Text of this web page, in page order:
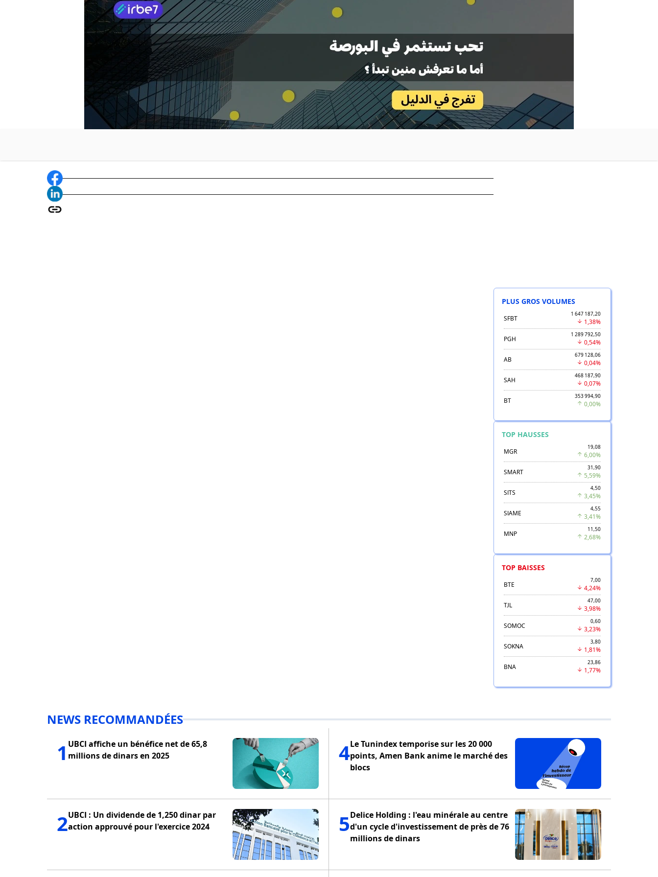
PLUS GROS VOLUMES
SFBT
1 647 187,20
1,38%
PGH
1 289 792,50
0,54%
AB
679 128,06
0,04%
SAH
468 187,90
0,07%
BT
353 994,90
0,00%
TOP HAUSSES
MGR
19,08
6,00%
SMART
31,90
5,59%
SITS
4,50
3,45%
SIAME
4,55
3,41%
MNP
11,50
2,68%
TOP BAISSES
BTE
7,00
4,24%
TJL
47,00
3,98%
SOMOC
0,60
3,23%
SOKNA
3,80
1,81%
BNA
23,86
1,77%
NEWS RECOMMANDÉES
1 UBCI affiche un bénéfice net de 65,8
millions de dinars en 2025
2UBCI : Un dividende de 1,250 dinar par
action approuvé pour l'exercice 2024
4Le Tunindex temporise sur les 20 000
points, Amen Bank anime le marché des
blocs
5Delice Holding : l'eau minérale au centre
d'un cycle d'investissement de près de 76
millions de dinars